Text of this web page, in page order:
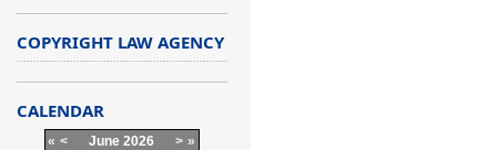
COPYRIGHT LAW AGENCY
CALENDAR
« < June 2026 > »